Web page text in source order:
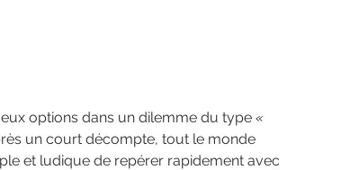
options dans un dilemme du type «
un court décompte, tout le monde
et ludique de repérer rapidement avec